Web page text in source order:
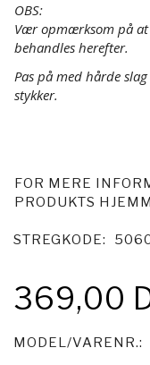
OBS:
Vær opmærksom på at
behandles herefter.
Pas på med hårde
stykker.
FOR MERE
PRODUKTS
STREGKODE:
369,00
MODEL/VARENR.: